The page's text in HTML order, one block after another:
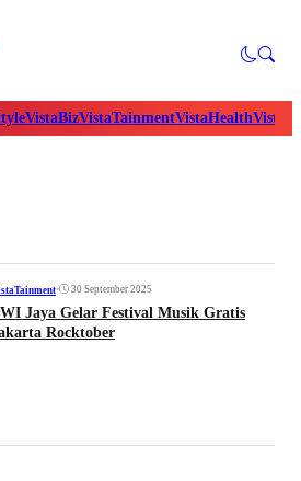
VistaBizVistaTainmentVistaHealth
• 30 September 2025
Jaya Gelar Festival Musik Gratis
Rocktober